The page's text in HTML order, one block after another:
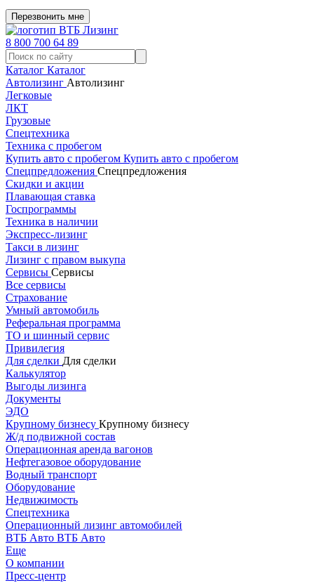
Перезвонить мне
8 800 700 64 89
Каталог Каталог
Автолизинг Автолизинг
Легковые
ЛКТ
Грузовые
Спецтехника
Техника с пробегом
Купить авто с пробегом Купить авто с пробегом
Спецпредложения Спецпредложения
Скидки и акции
Плавающая ставка
Госпрограммы
Техника в наличии
Экспресс-лизинг
Такси в лизинг
Лизинг с правом выкупа
Сервисы Сервисы
Все сервисы
Страхование
Умный автомобиль
Реферальная программа
ТО и шинный сервис
Привилегия
Для сделки Для сделки
Калькулятор
Выгоды лизинга
Документы
ЭДО
Крупному бизнесу Крупному бизнесу
Ж/д подвижной состав
Операционная аренда вагонов
Нефтегазовое оборудование
Водный транспорт
Оборудование
Недвижимость
Спецтехника
Операционный лизинг автомобилей
ВТБ Авто ВТБ Авто
Еще
О компании
Пресс-центр